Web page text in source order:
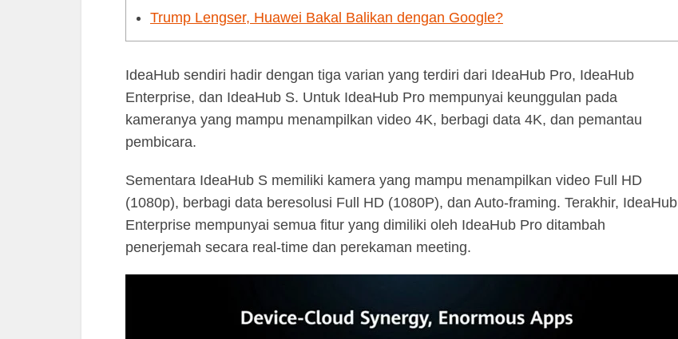
Trump Lengser, Huawei Bakal Balikan dengan Google?
IdeaHub sendiri hadir dengan tiga varian yang terdiri dari IdeaHub Pro, IdeaHub
Enterprise, dan IdeaHub S. Untuk IdeaHub Pro mempunyai keunggulan pada
kameranya yang mampu menampilkan video 4K, berbagi data 4K, dan pemantau
pembicara.
Sementara IdeaHub S memiliki kamera yang mampu menampilkan video Full HD
(1080p), berbagi data beresolusi Full HD (1080P), dan Auto-framing. Terakhir, IdeaHub
Enterprise mempunyai semua fitur yang dimiliki oleh IdeaHub Pro ditambah
penerjemah secara real-time dan perekaman meeting.